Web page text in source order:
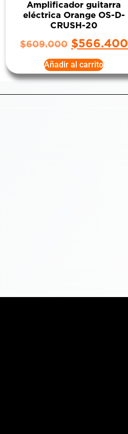
Amplificador guitarra
eléctrica Orange OS-D-
CRUSH-20
$609.000 $566.400
Añadir al carrito